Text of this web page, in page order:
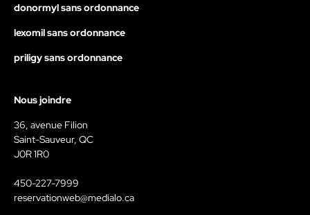
donormyl sans ordonnance
lexomil sans ordonnance
priligy sans ordonnance
Nous joindre
36, avenue Filion
Saint-Sauveur, QC
J0R 1R0
450-227-7999
reservationweb@medialo.ca